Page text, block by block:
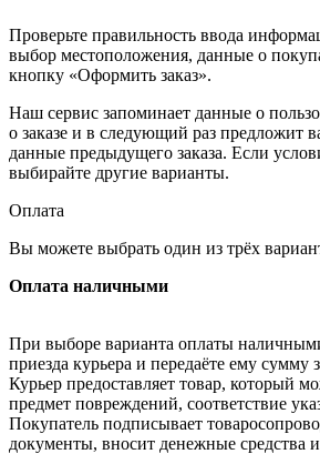
Проверьте правильность ввода
выбор местоположения, данные о
кнопку «Оформить заказ».
Наш сервис запоминает данные о
о заказе и в следующий раз предложит
данные предыдущего заказа. Если
выбирайте другие варианты.
Оплата
Вы можете выбрать один из трёх
Оплата наличными
При выборе варианта оплаты
приезда курьера и передаёте ему сумму
Курьер предоставляет товар, который
предмет повреждений, соответствие
Покупатель подписывает
документы, вносит денежные средства